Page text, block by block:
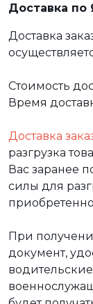
Доставка по
Доставка
Стоимость
Время
Доставка
разгрузка
Вас заранее
силы для
При
документ,